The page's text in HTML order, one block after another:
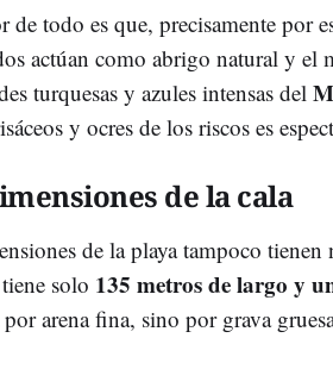
de todo es que, precisamente por
actúan como abrigo natural y el
turquesas y azules intensas del
y ocres de los riscos es
de la cala
de la playa tampoco
solo 135 metros de largo y
arena fina, sino por grava